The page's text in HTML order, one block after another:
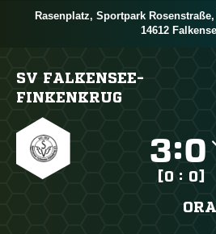
Rasenplatz, Sportpark
14612
SV FALKENSEE-
FINKENKRUG
:
[0 : 0]